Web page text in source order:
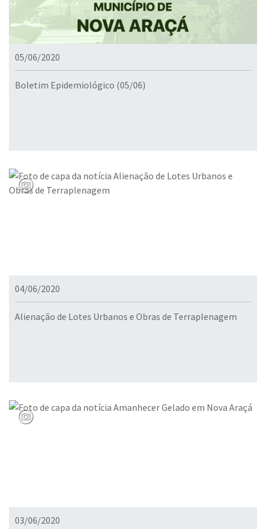
05/06/2020
Boletim Epidemiológico (05/06)
04/06/2020
Alienação de Lotes Urbanos e Obras de Terraplenagem
03/06/2020